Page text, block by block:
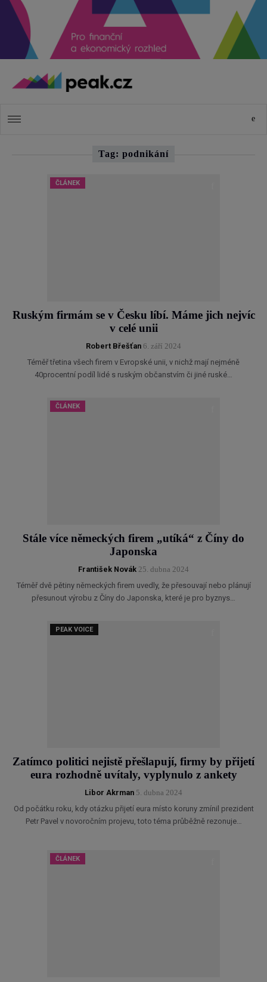
Tag: podnikání
ČLÁNEK
Ruským firmám se v Česku líbí. Máme jich nejvíc
v celé unii
Robert Břešťan 6. září 2024
Téměř třetina všech firem v Evropské unii, v nichž mají nejméně
40procentní podíl lidé s ruským občanstvím či jiné ruské…
ČLÁNEK
Stále více německých firem „utíká“ z Číny do
Japonska
František Novák 25. dubna 2024
Téměř dvě pětiny německých firem uvedly, že přesouvají nebo plánují
přesunout výrobu z Číny do Japonska, které je pro byznys…
PEAK VOICE
Zatímco politici nejistě přešlapují, firmy by přijetí
eura rozhodně uvítaly, vyplynulo z ankety
Libor Akrman 5. dubna 2024
Od počátku roku, kdy otázku přijetí eura místo koruny zmínil prezident
Petr Pavel v novoročním projevu, toto téma průběžně rezonuje…
ČLÁNEK